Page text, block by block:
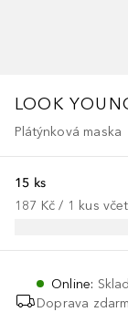
LOOK
Plátýnková maska
15 ks
187 Kč / 1 kus
Online:
Doprava